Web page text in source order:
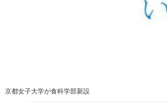
京都女子大学が食科学部新設